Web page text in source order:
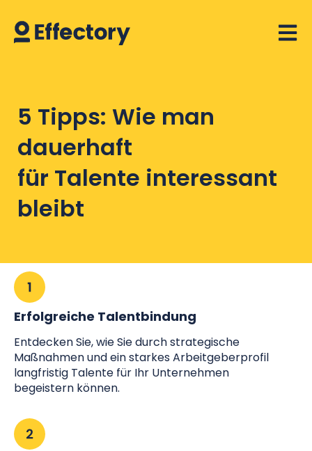
Open
5 Tipps: Wie man
dauerhaft
für Talente interessant
bleibt
Erfolgreiche Talentbindung
Entdecken Sie, wie Sie durch strategische
Maßnahmen und ein starkes Arbeitgeberprofil
langfristig Talente für Ihr Unternehmen
begeistern können.